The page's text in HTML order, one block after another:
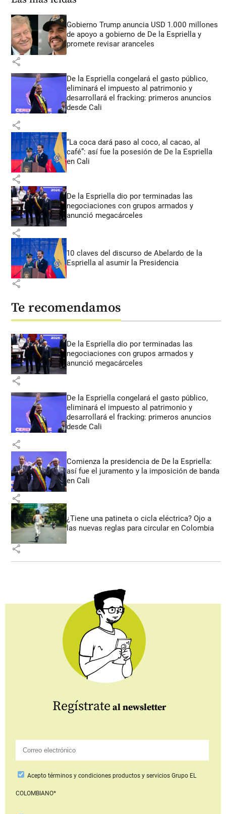
Gobierno Trump anuncia USD 1.000 millones
de apoyo a gobierno de De la Espriella y
promete revisar aranceles
share
De la Espriella congelará el gasto público,
eliminará el impuesto al patrimonio y
desarrollará el fracking: primeros anuncios
desde Cali
share
“La coca dará paso al coco, al cacao, al
café”: así fue la posesión de De la Espriella
en Cali
share
De la Espriella dio por terminadas las
negociaciones con grupos armados y
anunció megacárceles
share
10 claves del discurso de Abelardo de la
Espriella al asumir la Presidencia
share
Te recomendamos
De la Espriella dio por terminadas las
negociaciones con grupos armados y
anunció megacárceles
share
De la Espriella congelará el gasto público,
eliminará el impuesto al patrimonio y
desarrollará el fracking: primeros anuncios
desde Cali
share
Comienza la presidencia de De la Espriella:
así fue el juramento y la imposición de banda
en Cali
share
¿Tiene una patineta o cicla eléctrica? Ojo a
las nuevas reglas para circular en Colombia
share
Regístrate al newsletter
Aceptotérminos y condiciones productos y serviciosGrupo EL
COLOMBIANO*